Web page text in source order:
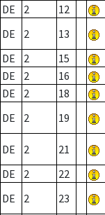
DE
2 12
DE
2 13
DE
2 15
DE
2 16
DE
2 18
DE
2 19
DE 2 21
DE
2 22
DE
2 23